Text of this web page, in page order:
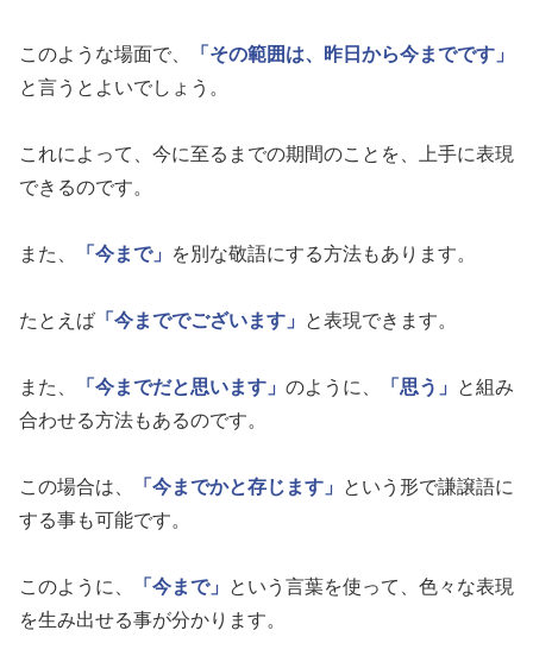
このような場面で、
「その範囲は、昨日から今までです」
と言うとよいでしょう。
これによって、今に至るまでの期間のことを、上手に表現
できるのです。
また、 「今まで」 を別な敬語にする方法もあります。
たとえば 「今まででございます」 と表現できます。
また、 「今までだと思います」 のように、 「思う」
と組み
合わせる方法もあるのです。
この場合は、 「今までかと存じます」
という形で謙譲語に
する事も可能です。
このように、 「今まで」
という言葉を使って、色々な表現
を生み出せる事が分かります。